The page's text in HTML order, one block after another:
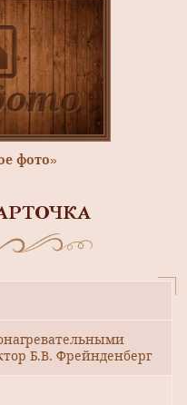
фото»
Б.В. Фрейнденберг